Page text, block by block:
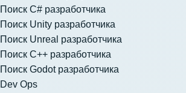
Поиск C# разработчика
Поиск Unity разработчика
Поиск Unreal разработчика
Поиск C++ разработчика
Поиск Godot разработчика
Dev Ops